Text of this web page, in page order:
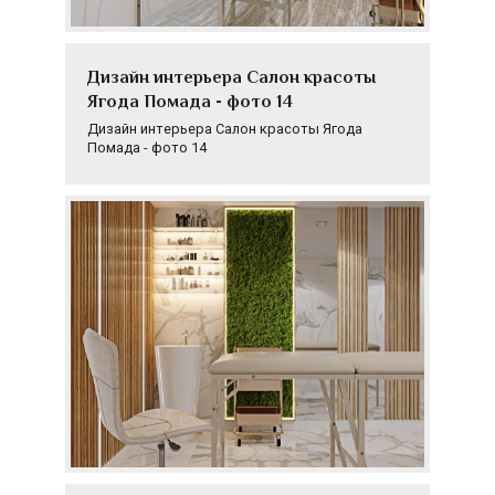
Дизайн интерьера Салон красоты
Ягода Помада - фото 14
Дизайн интерьера Салон красоты Ягода
Помада - фото 14